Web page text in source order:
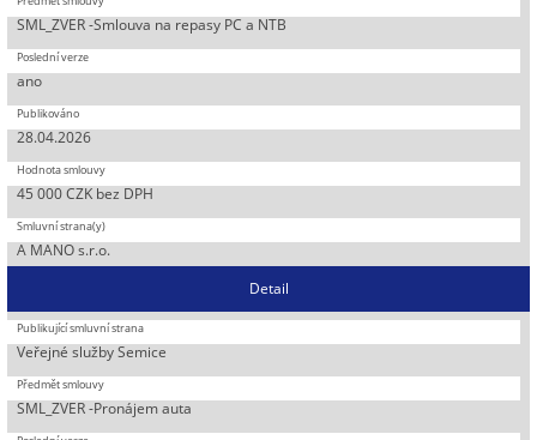
SML_ZVER -Smlouva na repasy PC a NTB
ano
28.04.2026
45 000 CZK bez DPH
A MANO s.r.o.
Detail
Veřejné služby Semice
SML_ZVER -Pronájem auta